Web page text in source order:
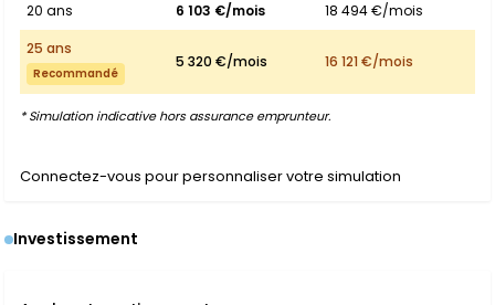
20 ans
6 103 €/mois
18 494 €/mois
25 ans
Recommandé
5 320 €/mois 16 121 €/mois
* Simulation indicative hors assurance emprunteur.
Connectez-vous pour personnaliser votre simulation
Investissement